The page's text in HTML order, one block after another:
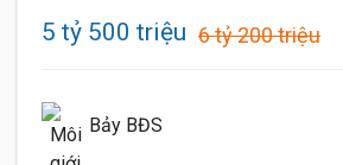
5 tỷ 500 triệu 6 tỷ 200 triệu
Bảy BĐS